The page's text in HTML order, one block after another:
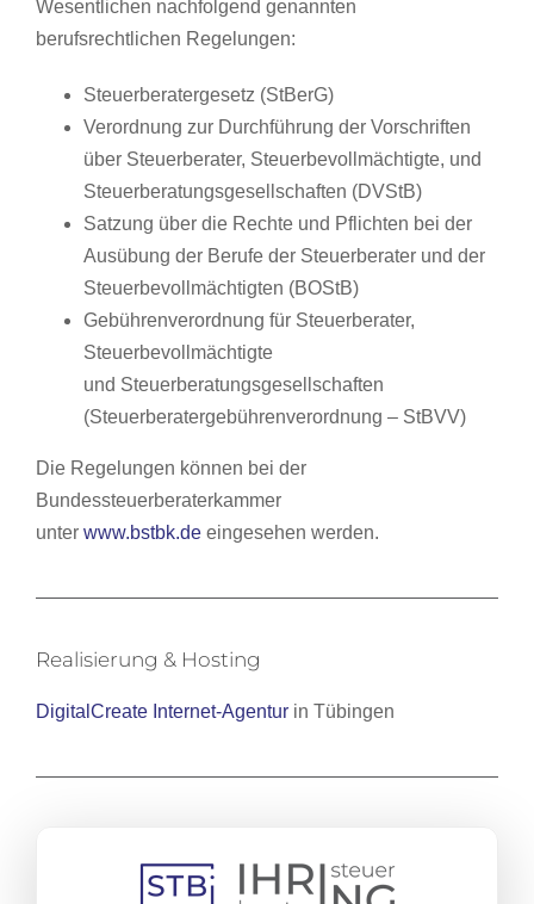
Wesentlichen nachfolgend genannten
berufsrechtlichen Regelungen:
Steuerberatergesetz (StBerG)
Verordnung zur Durchführung der Vorschriften
über Steuerberater, Steuerbevollmächtigte, und
Steuerberatungsgesellschaften (DVStB)
Satzung über die Rechte und Pflichten bei der
Ausübung der Berufe der Steuerberater und der
Steuerbevollmächtigten (BOStB)
Gebührenverordnung für Steuerberater,
Steuerbevollmächtigte
und Steuerberatungsgesellschaften
(Steuerberatergebührenverordnung – StBVV)
Die Regelungen können bei der
Bundessteuerberaterkammer
unter www.bstbk.de eingesehen werden.
Realisierung & Hosting
DigitalCreate Internet-Agentur in Tübingen